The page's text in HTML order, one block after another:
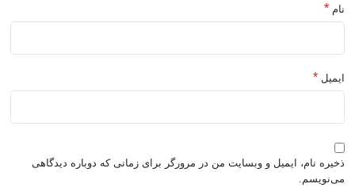
نام *
ایمیل *
ذخیره نام، ایمیل و وبسایت من در مرورگر برای زمانی که دوباره دیدگاهی
می‌نویسم.